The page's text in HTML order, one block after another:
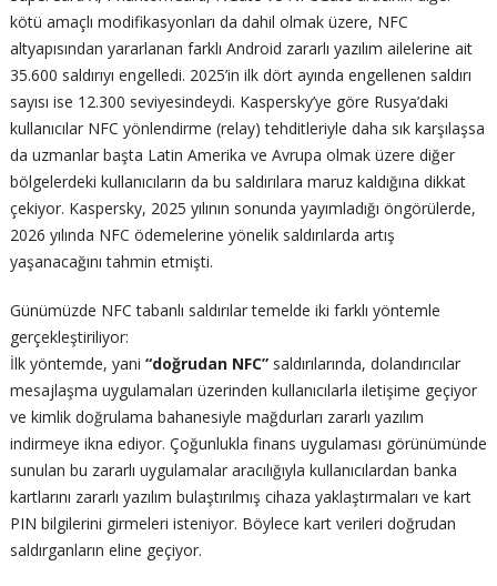
kötü amaçlı modifikasyonları da dahil olmak üzere, NFC
altyapısından yararlanan farklı Android zararlı yazılım ailelerine ait
35.600 saldırıyı engelledi. 2025’in ilk dört ayında engellenen saldırı
sayısı ise 12.300 seviyesindeydi. Kaspersky’ye göre Rusya’daki
kullanıcılar NFC yönlendirme (relay) tehditleriyle daha sık karşılaşsa
da uzmanlar başta Latin Amerika ve Avrupa olmak üzere diğer
bölgelerdeki kullanıcıların da bu saldırılara maruz kaldığına dikkat
çekiyor. Kaspersky, 2025 yılının sonunda yayımladığı öngörülerde,
2026 yılında NFC ödemelerine yönelik saldırılarda artış
yaşanacağını tahmin etmişti.
Günümüzde NFC tabanlı saldırılar temelde iki farklı yöntemle
gerçekleştiriliyor:
İlk yöntemde, yani “doğrudan NFC”saldırılarında, dolandırıcılar
mesajlaşma uygulamaları üzerinden kullanıcılarla iletişime geçiyor
ve kimlik doğrulama bahanesiyle mağdurları zararlı yazılım
indirmeye ikna ediyor. Çoğunlukla finans uygulaması görünümünde
sunulan bu zararlı uygulamalar aracılığıyla kullanıcılardan banka
kartlarını zararlı yazılım bulaştırılmış cihaza yaklaştırmaları ve kart
PIN bilgilerini girmeleri isteniyor. Böylece kart verileri doğrudan
saldırganların eline geçiyor.